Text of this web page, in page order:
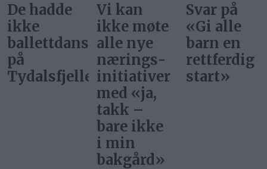
Vi kan
ikke møte
alle nye
nærings­
initiativer
Svar på
«Gi alle
barn en
rettferdig
start»
Ønsker vi
at
bor i
Norge?